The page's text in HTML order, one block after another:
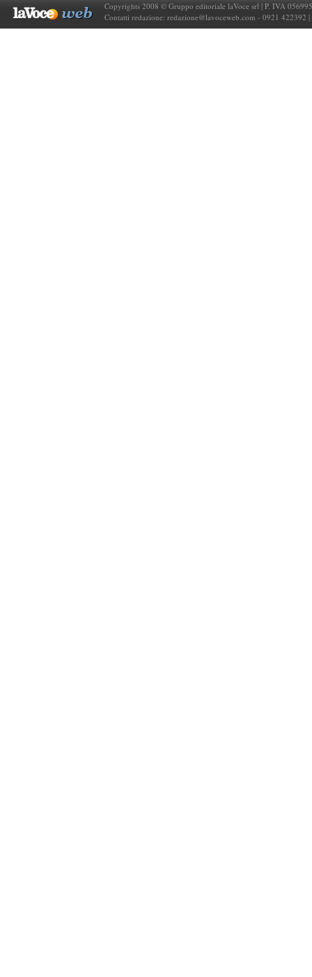
Copyrights 2008 © Gruppo editoriale laVoce srl | P. IVA
Contatti redazione: redazione@lavoceweb.com - 0921 422392 |